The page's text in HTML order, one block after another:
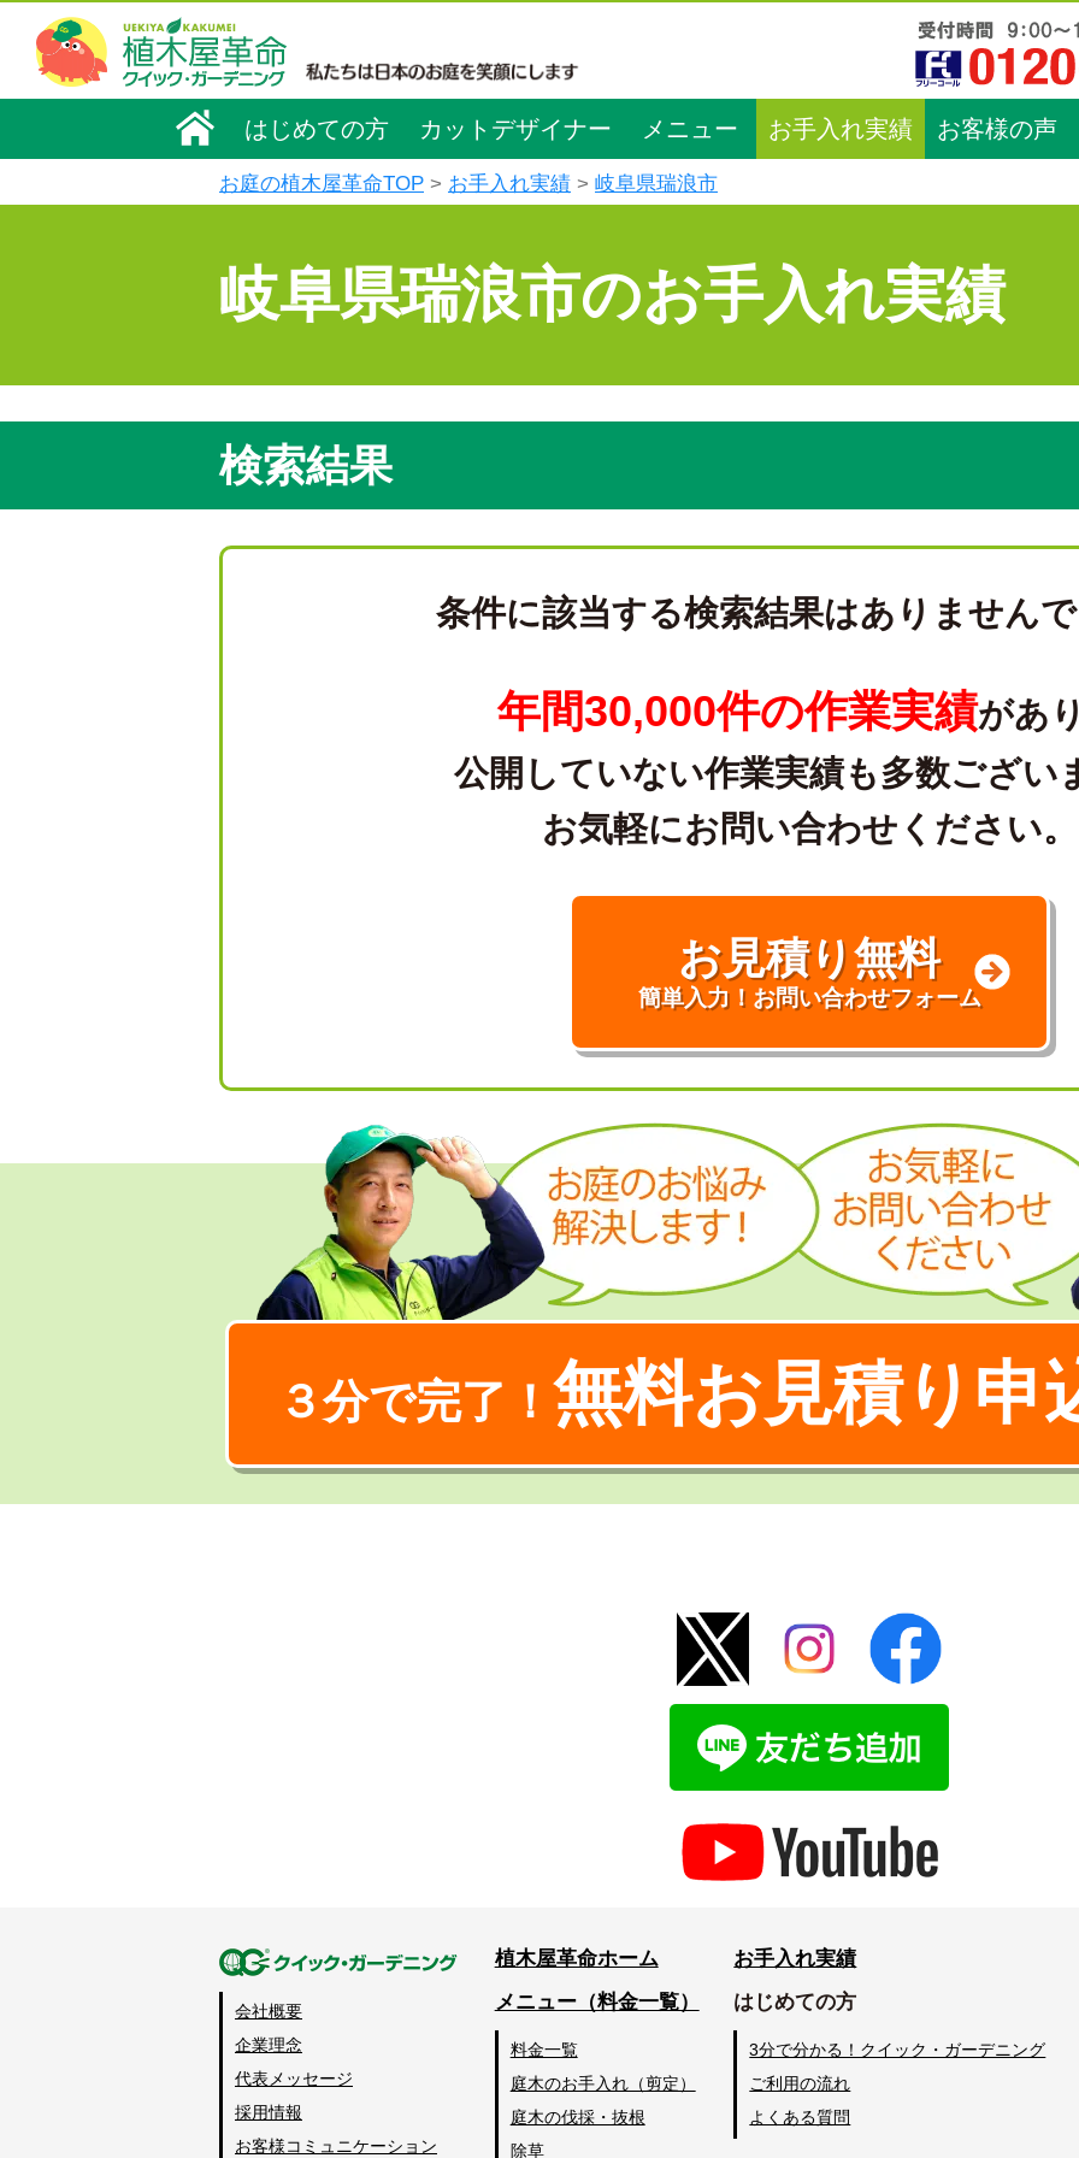
はじめての方 カットデザイナー メニュー お手入れ実績 お客様の声
お庭の植木屋革命TOP お手入れ実績 岐阜県瑞浪市
岐阜県瑞浪市のお手入れ実績
検索結果
条件に該当する検索結果はありません
年間30,000件の作業実績があ
公開していない作業実績も多数ござい
お気軽にお問い合わせください。
お見積り無料
簡単入力！お問い合わせフォーム
３分で完了！ 無料お見積り申
会社概要
企業理念
代表メッセージ
採用情報
お客様コミュニケーション
植木屋革命ホーム
メニュー（料金一覧）
料金一覧
庭木のお手入れ（剪定）
庭木の伐採・抜根
除草
お手入れ実績
はじめての方
3分で分かる！クイック・ガーデニング
ご利用の流れ
よくある質問